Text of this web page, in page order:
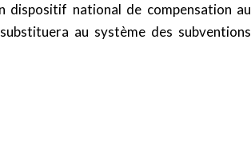
dispositif national de compensation au
au système des subventions